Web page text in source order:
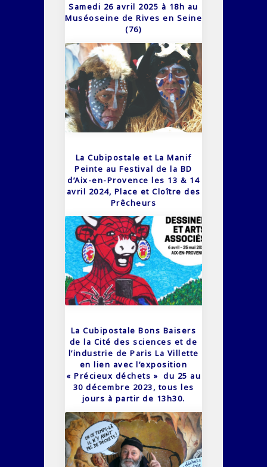
Samedi 26 avril 2025 à 18h au
Muséoseine de Rives en Seine
(76)
La Cubipostale et La Manif
Peinte au Festival de la BD
d’Aix-en-Provence les 13 & 14
avril 2024, Place et Cloître des
Prêcheurs
La Cubipostale Bons Baisers
de la Cité des sciences et de
l’industrie de Paris La Villette
en lien avec l’exposition
« Précieux déchets » du 25 au
30 décembre 2023, tous les
jours à partir de 13h30.